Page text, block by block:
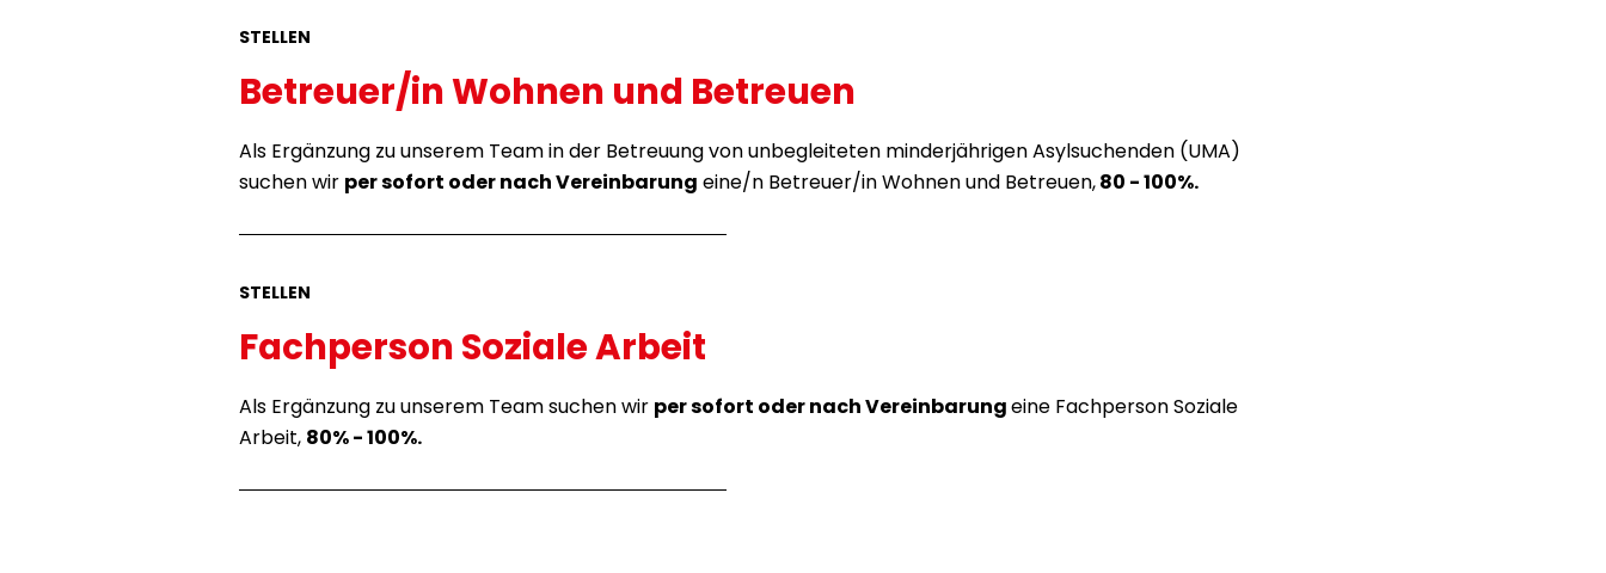
STELLEN
Betreuer/in Wohnen und Betreuen
Als Ergänzung zu unserem Team in der Betreuung von unbegleiteten minderjährigen Asylsuchenden (UMA)
suchen wir per sofort oder nach Vereinbarung eine/n Betreuer/in Wohnen und Betreuen,80 - 100%.
STELLEN
Fachperson Soziale Arbeit
Als Ergänzung zu unserem Team suchen wir per sofort oder nach Vereinbarungeine Fachperson Soziale
Arbeit, 80% - 100%.